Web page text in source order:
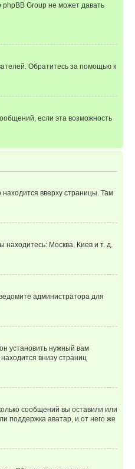
Group не может давать
Обратитесь за помощью к
если эта возможность
находится вверху страницы. Там
Москва, Киев и т. д.
администратора для
установить нужный вам
внизу страниц
сообщений вы оставили или
поддержка аватар, и от него же